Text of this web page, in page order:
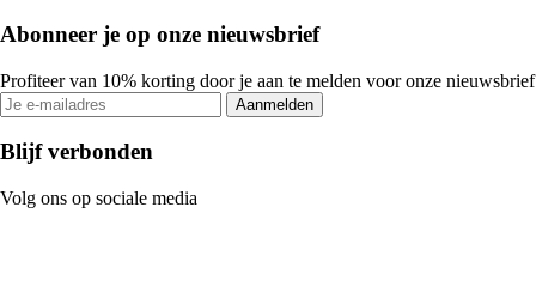
Abonneer je op onze nieuwsbrief
Profiteer van 10% korting door je aan te melden voor onze nieuwsbrief
Aanmelden
Blijf verbonden
Volg ons op sociale media